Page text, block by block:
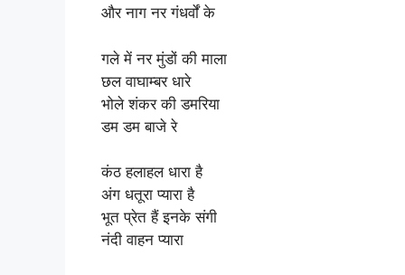
और नाग नर गंधर्वों के
गले में नर मुंडों की माला
छल वाघाम्बर धारे
भोले शंकर की डमरिया
डम डम बाजे रे
कंठ हलाहल धारा है
अंग धतूरा प्यारा है
भूत प्रेत हैं इनके संगी
नंदी वाहन प्यारा